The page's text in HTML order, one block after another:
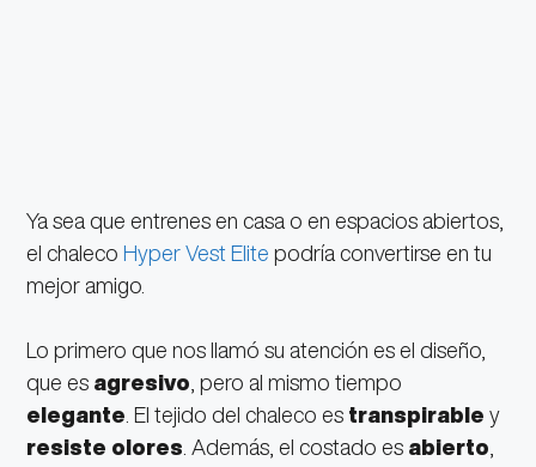
Ya sea que entrenes en casa o en espacios abiertos,
el chaleco Hyper Vest Elite podría convertirse en tu
mejor amigo.
Lo primero que nos llamó su atención es el diseño,
que es agresivo , pero al mismo tiempo
elegante . El tejido del chaleco es transpirable y
resiste olores . Además, el costado es abierto